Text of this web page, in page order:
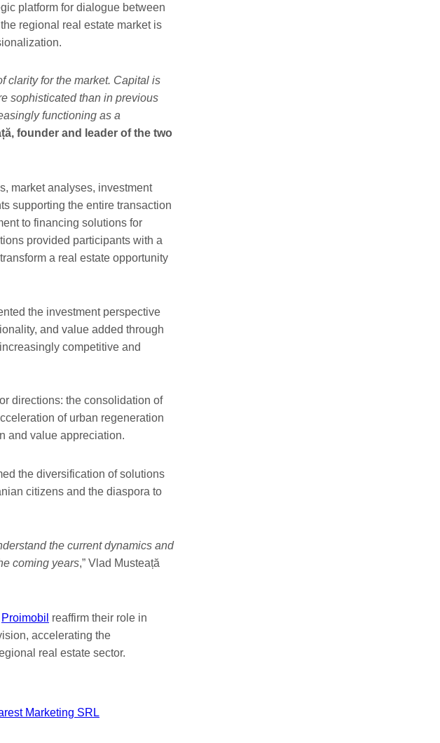
platform for dialogue between
regional real estate market is
clarity for the market. Capital is
sophisticated than in previous
functioning as a
founder and leader of the two
market analyses, investment
supporting the entire transaction
to financing solutions for
provided participants with a
a real estate opportunity
the investment perspective
and value added through
competitive and
directions: the consolidation of
of urban regeneration
and value appreciation.
the diversification of solutions
citizens and the diaspora to
the current dynamics and
coming years,” Vlad Musteață
Proimobil reaffirm their role in
accelerating the
real estate sector.
Marketing SRL